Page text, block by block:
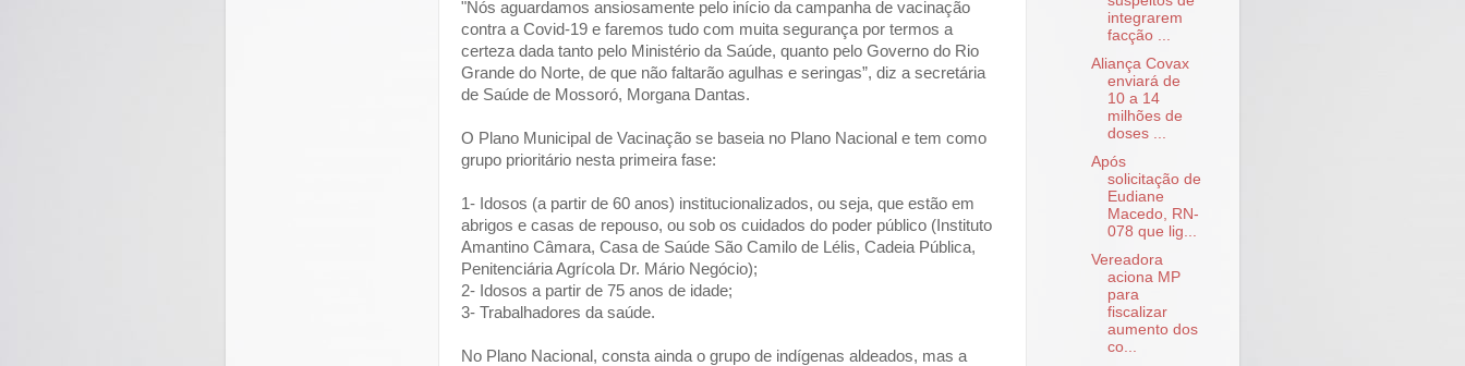
"Nós aguardamos ansiosamente pelo início da campanha de vacinação
contra a Covid-19 e faremos tudo com muita segurança por termos a
certeza dada tanto pelo Ministério da Saúde, quanto pelo Governo do Rio
Grande do Norte, de que não faltarão agulhas e seringas”, diz a secretária
de Saúde de Mossoró, Morgana Dantas.
O Plano Municipal de Vacinação se baseia no Plano Nacional e tem como
grupo prioritário nesta primeira fase:
1- Idosos (a partir de 60 anos) institucionalizados, ou seja, que estão em
abrigos e casas de repouso, ou sob os cuidados do poder público (Instituto
Amantino Câmara, Casa de Saúde São Camilo de Lélis, Cadeia Pública,
Penitenciária Agrícola Dr. Mário Negócio);
2- Idosos a partir de 75 anos de idade;
3- Trabalhadores da saúde.
No Plano Nacional, consta ainda o grupo de indígenas aldeados, mas a
integrarem
facção ...
Aliança Covax
enviará de
10 a 14
milhões de
doses ...
Após
solicitação de
Eudiane
Macedo, RN-
078 que lig...
Vereadora
aciona MP
para
fiscalizar
aumento dos
co...